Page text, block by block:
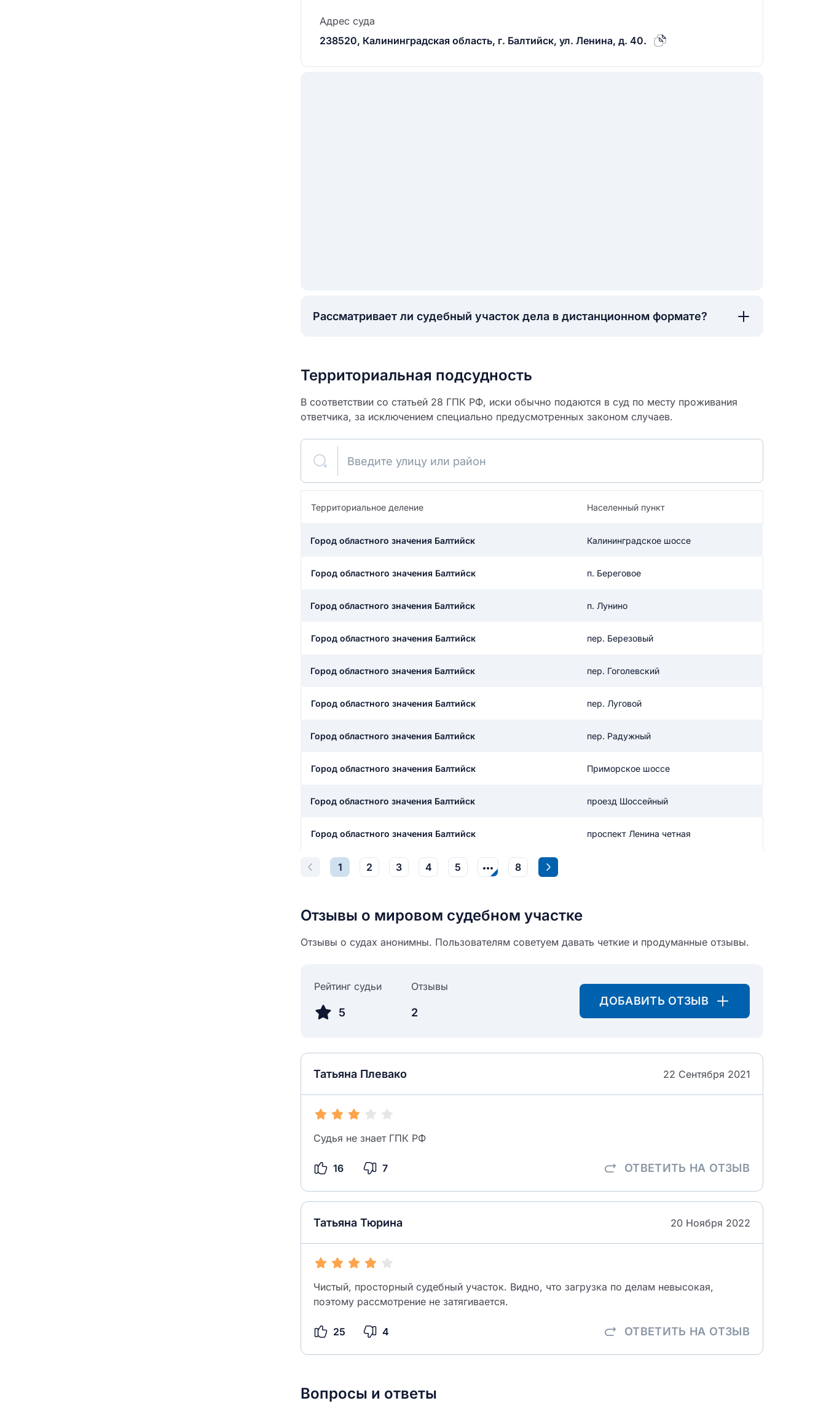
Адрес суда
238520, Калининградская область, г. Балтийск, ул. Ленина, д. 40.
Рассматривает ли судебный участок дела в дистанционном формате?
Территориальная подсудность
В соответствии со статьей 28 ГПК РФ, иски обычно подаются в суд по месту проживания
ответчика, за исключением специально предусмотренных законом случаев.
Введите улицу или район
Территориальное деление Населенный пункт
Город областного значения Балтийск Калининградское шоссе
Город областного значения Балтийск п. Береговое
Город областного значения Балтийск п. Лунино
Город областного значения Балтийск пер. Березовый
Город областного значения Балтийск пер. Гоголевский
Город областного значения Балтийск пер. Луговой
Город областного значения Балтийск пер. Радужный
Город областного значения Балтийск Приморское шоссе
Город областного значения Балтийск проезд Шоссейный
Город областного значения Балтийск проспект Ленина четная
1 2 3 4 5 8
Отзывы о мировом судебном участке
Отзывы о судах анонимны. Пользователям советуем давать четкие и продуманные отзывы.
Рейтинг судьи
5
Отзывы
2
ДОБАВИТЬ ОТЗЫВ
Татьяна Плевако 22 Сентября 2021
Судья не знает ГПК РФ
16 7 ОТВЕТИТЬ НА ОТЗЫВ
Татьяна Тюрина 20 Ноября 2022
Чистый, просторный судебный участок. Видно, что загрузка по делам невысокая,
поэтому рассмотрение не затягивается.
25 4 ОТВЕТИТЬ НА ОТЗЫВ
Как вы оцените судебный
Ответ на отзыв
разрешить публикацию отзыва
Вопросы и ответы
Название населенного пункта
НАЙТИ МЕНЯ